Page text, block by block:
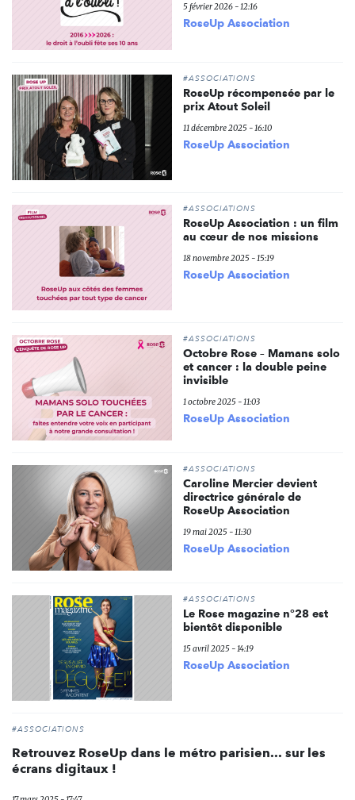
5 février 2026 - 12:16
RoseUp Association
#ASSOCIATIONS
RoseUp récompensée par le
prix Atout Soleil
11 décembre 2025 - 16:10
RoseUp Association
#ASSOCIATIONS
RoseUp Association : un film
au cœur de nos missions
18 novembre 2025 - 15:19
RoseUp Association
#ASSOCIATIONS
Octobre Rose – Mamans solo
et cancer : la double peine
invisible
1 octobre 2025 - 11:03
RoseUp Association
#ASSOCIATIONS
Caroline Mercier devient
directrice générale de
RoseUp Association
19 mai 2025 - 11:30
RoseUp Association
#ASSOCIATIONS
Le Rose magazine n°28 est
bientôt disponible
15 avril 2025 - 14:19
RoseUp Association
#ASSOCIATIONS
Retrouvez RoseUp dans le métro parisien... sur les
écrans digitaux !